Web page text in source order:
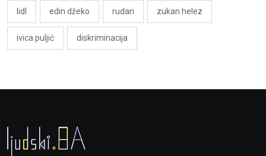
lidl edin džeko rudari zukan helez
ivica puljić diskriminacija